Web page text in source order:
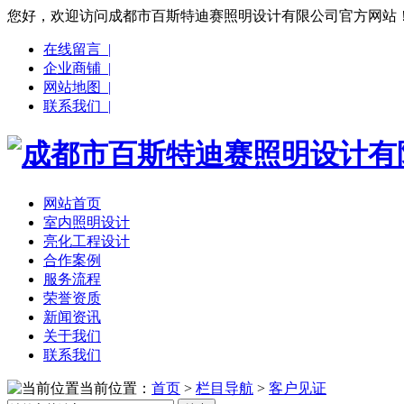
您好，欢迎访问成都市百斯特迪赛照明设计有限公司官方网站
在线留言 |
企业商铺 |
网站地图 |
联系我们 |
网站首页
室内照明设计
亮化工程设计
合作案例
服务流程
荣誉资质
新闻资讯
关于我们
联系我们
当前位置： 首页 > 栏目导航 > 客户见证